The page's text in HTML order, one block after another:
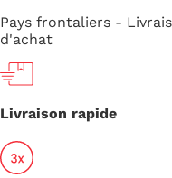
Pays frontaliers -
d'achat
Livraison rapide